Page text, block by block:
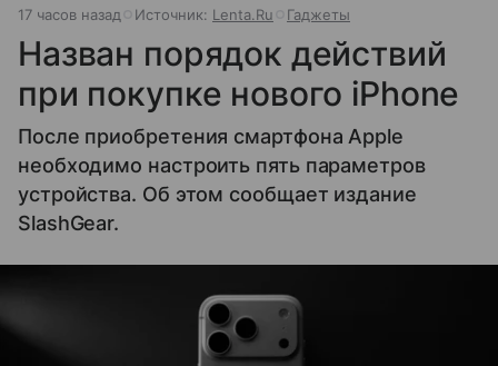
17 часов назад Источник: Lenta.Ru Гаджеты
Назван порядок действий
при покупке нового iPhone
После приобретения смартфона Apple
необходимо настроить пять параметров
устройства. Об этом сообщает издание
SlashGear.